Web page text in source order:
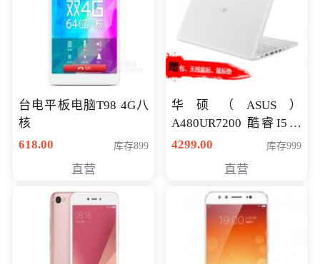
台电平板电脑T98 4G八
核
618.00
库存899
直营
华硕（ASUS）
A480UR7200 酷睿I5超
薄学生办公游戏独显笔
NV930-2G独
4299.00 库存999
直营